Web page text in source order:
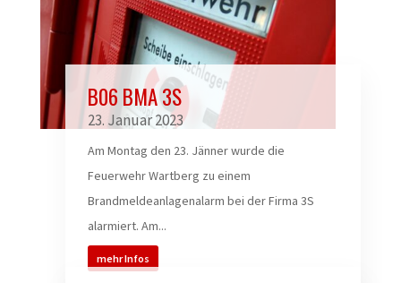
B06 BMA 3S
23. Januar 2023
Am Montag den 23. Jänner wurde die
Feuerwehr Wartberg zu einem
Brandmeldeanlagenalarm bei der Firma 3S
alarmiert. Am...
mehr Infos